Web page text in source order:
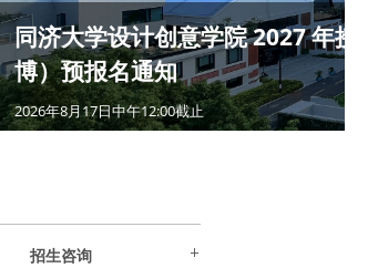
同济大学设计创意学院 2027 年接
博）预报名通知
2026年8月17日中午12:00截止
招生咨询